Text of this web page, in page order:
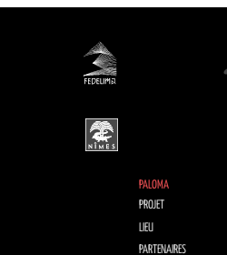
PALOMA
PROJET
LIEU
PARTENAIRES